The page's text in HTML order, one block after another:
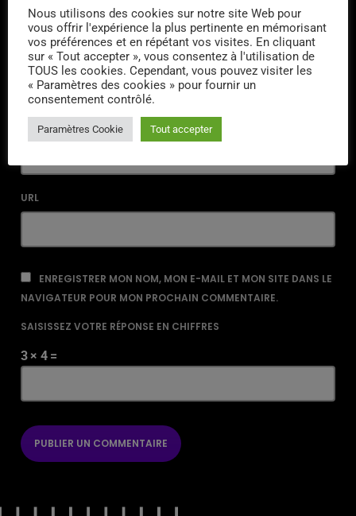
NOM*
EMAIL*
URL
ENREGISTRER MON NOM, MON E-MAIL ET MON SITE DANS LE
NAVIGATEUR POUR MON PROCHAIN COMMENTAIRE.
SAISISSEZ VOTRE RÉPONSE EN CHIFFRES
3 × 4 =
Nous utilisons des cookies sur notre site Web pour
vous offrir l'expérience la plus pertinente en mémorisant
vos préférences et en répétant vos visites. En cliquant
sur « Tout accepter », vous consentez à l'utilisation de
TOUS les cookies. Cependant, vous pouvez visiter les
« Paramètres des cookies » pour fournir un
consentement contrôlé.
Paramètres Cookie Tout accepter